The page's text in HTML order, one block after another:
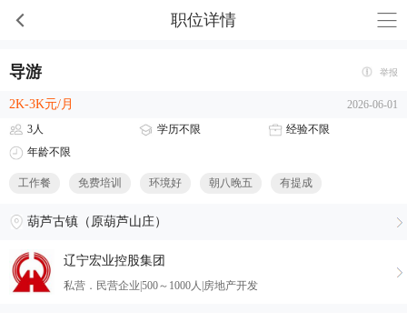
职位详情
导游 举报
2K-3K元/月
2026-06-01
3人
学历不限
经验不限
年龄不限
工作餐 免费培训 环境好 朝八晚五 有提成
葫芦古镇（原葫芦山庄）
辽宁宏业控股集团
私营．民营企业|500～1000人|房地产开发